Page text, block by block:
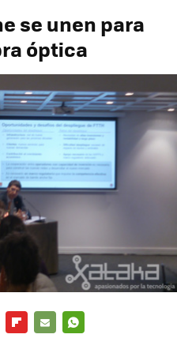
se unen para
óptica